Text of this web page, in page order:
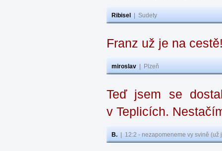
Ribisel Sudety
Franz už je na
miroslav Plzeň
Teď jsem se
v Teplicích.
B. 12:2 - nezapomeneme vy svině